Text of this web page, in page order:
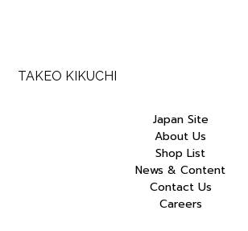
TAKEO KIKUCHI
Japan Site
About Us
Shop List
News & Content
Contact Us
Careers